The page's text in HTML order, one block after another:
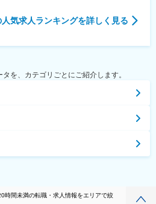
人気求人ランキングを詳しく見る
を、カテゴリごとにご紹介します。
時間未満の転職・求人情報をエリアで絞